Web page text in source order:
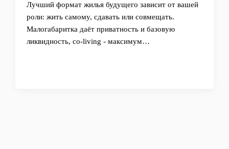
Лучший формат жилья будущего зависит от вашей
роли: жить самому, сдавать или совмещать.
Малогабаритка даёт приватность и базовую
ликвидность, co‑living - максимум…